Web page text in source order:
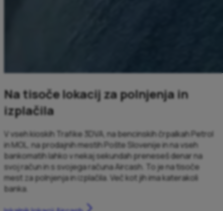
Na tisoče lokacij za polnjenja in
izplačila
V vseh kioskih Trafike 3DVA, na bencinskih črpalkah Petrol
in MOL, na prodajnih mestih Pošte Slovenije in na vseh
bankomatih lahko v nekaj sekundah preneseš denar na
svoj račun in s svojega računa Aircash. To je na tisoče
mest za polnjenja in izplačila. Več kot jih ima katerakoli
banka.